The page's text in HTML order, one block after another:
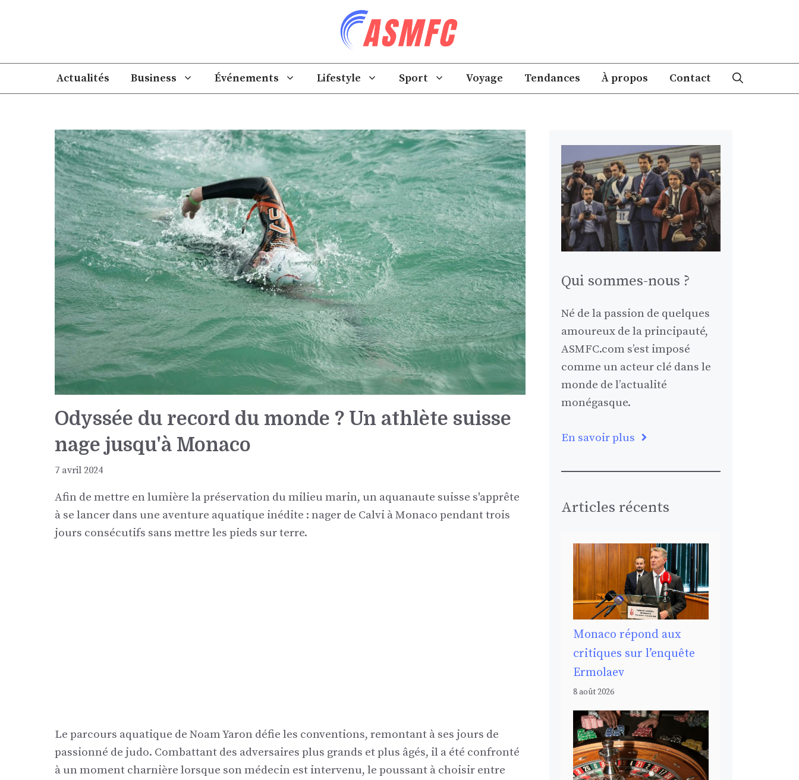
Actualités Business Événements Lifestyle Sport Voyage Tendances À propos Contact
Odyssée du record du monde ? Un athlète suisse
nage jusqu'à Monaco
7 avril 2024
Afin de mettre en lumière la préservation du milieu marin, un aquanaute suisse s'apprête
à se lancer dans une aventure aquatique inédite : nager de Calvi à Monaco pendant trois
jours consécutifs sans mettre les pieds sur terre.
Le parcours aquatique de Noam Yaron défie les conventions, remontant à ses jours de
passionné de judo. Combattant des adversaires plus grands et plus âgés, il a été confronté
à un moment charnière lorsque son médecin est intervenu, le poussant à choisir entre
Qui sommes-nous ?
Né de la passion de quelques
amoureux de la principauté,
ASMFC.com s’est imposé
comme un acteur clé dans le
monde de l’actualité
monégasque.
En savoir plus
Articles récents
Monaco répond aux
critiques sur l’enquête
Ermolaev
8 août 2026